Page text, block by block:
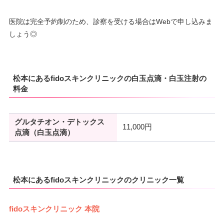
医院は完全予約制のため、診察を受ける場合はWebで申し込みま
しょう◎
松本にあるfidoスキンクリニックの白玉点滴・白玉注射の
料金
グルタチオン・デトックス
点滴（白玉点滴）
11,000円
松本にあるfidoスキンクリニックのクリニック一覧
fidoスキンクリニック 本院